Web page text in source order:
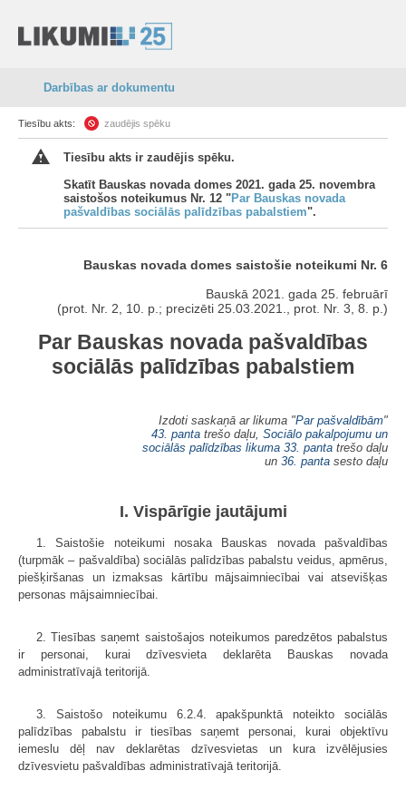
Darbības ar dokumentu
Tiesību akts: zaudējis spēku
Tiesību akts ir zaudējis spēku.
Skatīt Bauskas novada domes 2021. gada 25. novembra
saistošos noteikumus Nr. 12 "Par Bauskas novada
pašvaldības sociālās palīdzības pabalstiem".
Bauskas novada domes saistošie noteikumi Nr. 6
Bauskā 2021. gada 25. februārī
(prot. Nr. 2, 10. p.; precizēti 25.03.2021., prot. Nr. 3, 8. p.)
Par Bauskas novada pašvaldības
sociālās palīdzības pabalstiem
Izdoti saskaņā ar likuma "Par pašvaldībām"
43. panta trešo daļu, Sociālo pakalpojumu un
sociālās palīdzības likuma 33. panta trešo daļu
un 36. panta sesto daļu
I. Vispārīgie jautājumi
1. Saistošie noteikumi nosaka Bauskas novada pašvaldības
(turpmāk – pašvaldība) sociālās palīdzības pabalstu veidus, apmērus,
piešķiršanas un izmaksas kārtību mājsaimniecībai vai atsevišķas
personas mājsaimniecībai.
2. Tiesības saņemt saistošajos noteikumos paredzētos pabalstus
ir personai, kurai dzīvesvieta deklarēta Bauskas novada
administratīvajā teritorijā.
3. Saistošo noteikumu 6.2.4. apakšpunktā noteikto sociālās
palīdzības pabalstu ir tiesības saņemt personai, kurai objektīvu
iemeslu dēļ nav deklarētas dzīvesvietas un kura izvēlējusies
dzīvesvietu pašvaldības administratīvajā teritorijā.